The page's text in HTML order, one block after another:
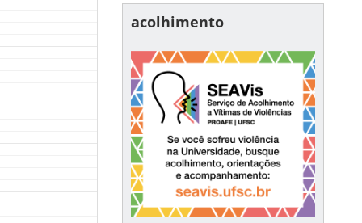
acolhimento